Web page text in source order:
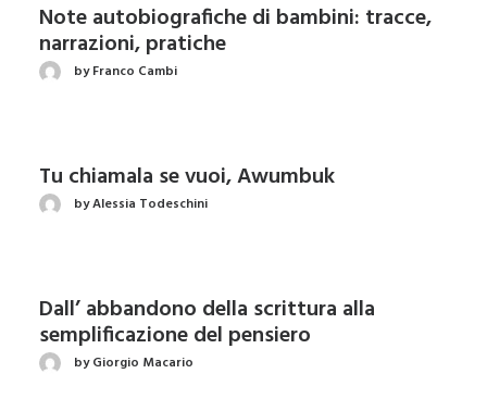
Note autobiografiche di bambini: tracce,
narrazioni, pratiche
by Franco Cambi
Tu chiamala se vuoi, Awumbuk
by Alessia Todeschini
Dall’ abbandono della scrittura alla
semplificazione del pensiero
by Giorgio Macario